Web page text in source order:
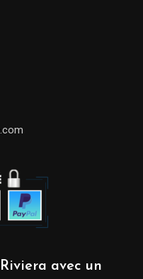
avec un